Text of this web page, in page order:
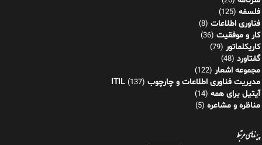
فلسفه (125)
فناوری اطلاعات (8)
کار و موفقیت (36)
کاریکلماتور (79)
گفتاورد (48)
مجموعه اشعار (122)
مدیریت فناوری اطلاعات و چارچوب ITIL (137)
آیتیل برای همه (14)
مناظره و مشاعره (5)
پیوندهای مرتبط